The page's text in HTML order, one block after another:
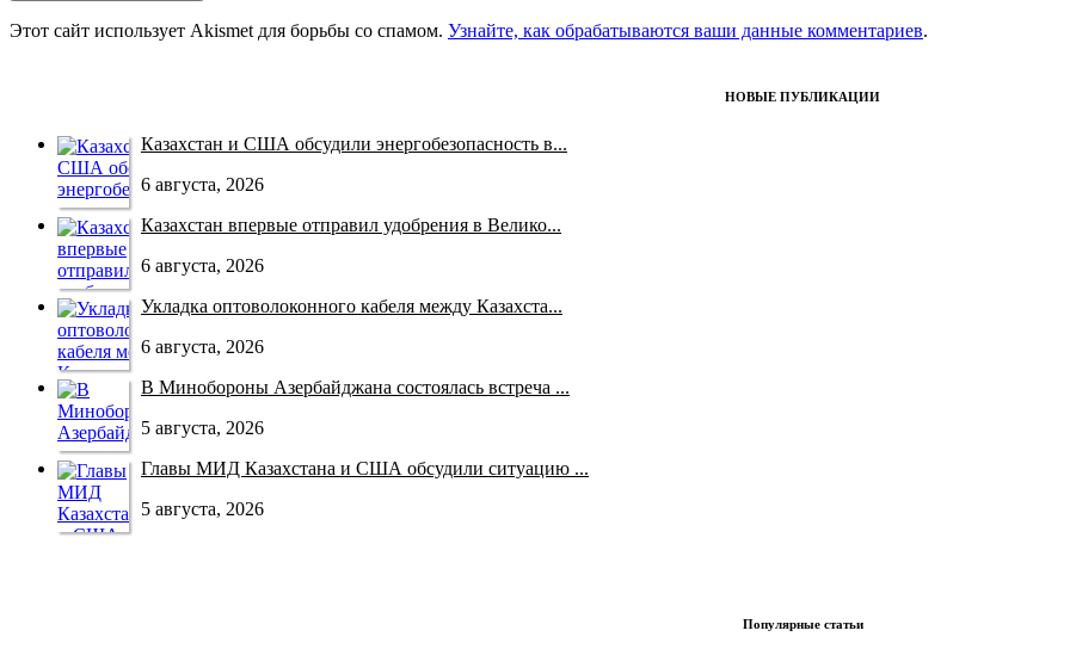
Этот сайт использует Akismet для борьбы со спамом. Узнайте, как обрабатываются ваши данные комментариев.
НОВЫЕ ПУБЛИКАЦИИ
Казахстан и США обсудили энергобезопасность в...
6 августа, 2026
Казахстан впервые отправил удобрения в Велико...
6 августа, 2026
Укладка оптоволоконного кабеля между Казахста...
6 августа, 2026
В Минобороны Азербайджана состоялась встреча ...
5 августа, 2026
Главы МИД Казахстана и США обсудили ситуацию ...
5 августа, 2026
Популярные статьи